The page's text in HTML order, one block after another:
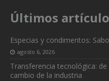
Últimos
Especias y condimentos:
agosto 6, 2026
Transferencia tecnológica:
cambio de la industria